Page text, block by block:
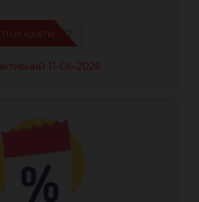
AEUA12
ПОКАЗАТИ
11-06-2026